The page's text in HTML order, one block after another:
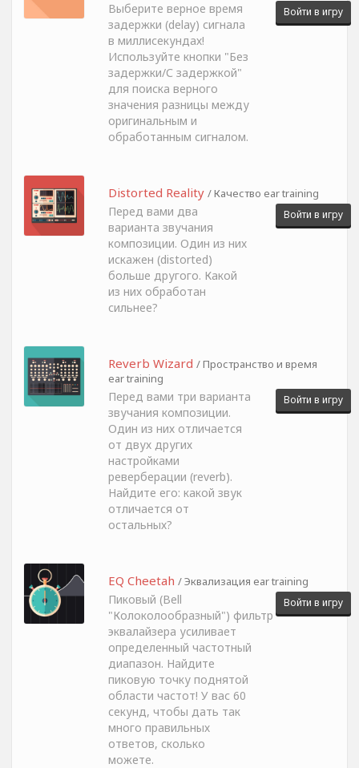
Выберите верное время
задержки (delay) сигнала
в миллисекундах!
Используйте кнопки "Без
задержки/С задержкой"
для поиска верного
значения разницы между
оригинальным и
обработанным сигналом.
Войти в игру
Distorted Reality / Качество ear training
Перед вами два
варианта звучания
композиции. Один из них
искажен (distorted)
больше другого. Какой
из них обработан
сильнее?
Войти в игру
Reverb Wizard / Пространство и время
ear training
Перед вами три варианта
звучания композиции.
Один из них отличается
от двух других
настройками
реверберации (reverb).
Найдите его: какой звук
отличается от
остальных?
Войти в игру
EQ Cheetah / Эквализация ear training
Пиковый (Bell
"Колоколообразный") фильтр
эквалайзера усиливает
определенный частотный
диапазон. Найдите
пиковую точку поднятой
области частот! У вас 60
секунд, чтобы дать так
много правильных
ответов, сколько
можете.
Войти в игру